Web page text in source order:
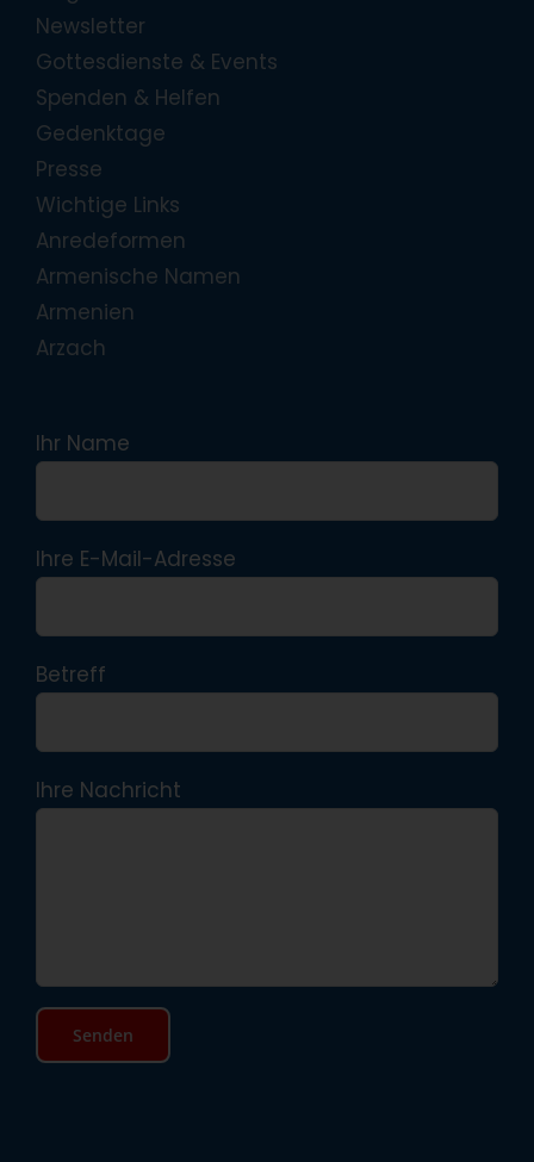
Newsletter
Gottesdienste & Events
Spenden & Helfen
Gedenktage
Presse
Wichtige Links
Anredeformen
Armenische Namen
Armenien
Arzach
Ihr Name
Ihre E-Mail-Adresse
Betreff
Ihre Nachricht